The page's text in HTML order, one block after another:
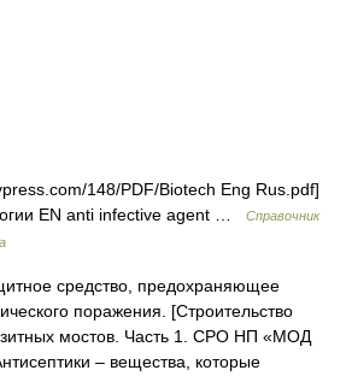
148/PDF/Biotech Eng Rus.pdf]
EN anti infective agent …
Справочник
средство, предохраняющее
поражения. [Строительство
мостов. Часть 1. СРО НП «МОД
– вещества, которые